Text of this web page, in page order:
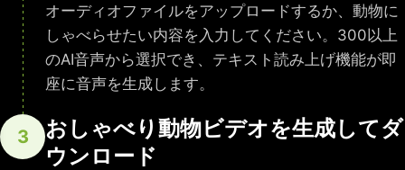
オーディオファイルをアップロードするか、動物に
しゃべらせたい内容を入力してください。300以上
のAI音声から選択でき、テキスト読み上げ機能が即
座に音声を生成します。
3
おしゃべり動物ビデオを生成してダ
ウンロード